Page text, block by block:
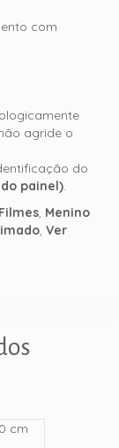
com
agride o
do
painel).
, Menino
, Ver